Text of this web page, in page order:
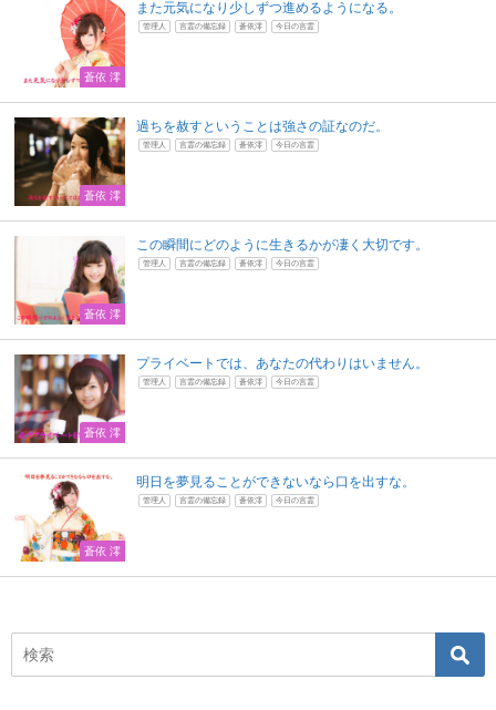
蒼依 澪
また元気になり少しずつ進めるようになる。
管理人 言霊の備忘録 蒼依澪 今日の言霊
蒼依 澪
過ちを赦すということは強さの証なのだ。
管理人 言霊の備忘録 蒼依澪 今日の言霊
蒼依 澪
この瞬間にどのように生きるかが凄く大切です。
管理人 言霊の備忘録 蒼依澪 今日の言霊
蒼依 澪
プライベートでは、あなたの代わりはいません。
管理人 言霊の備忘録 蒼依澪 今日の言霊
蒼依 澪
明日を夢見ることができないなら口を出すな。
管理人 言霊の備忘録 蒼依澪 今日の言霊